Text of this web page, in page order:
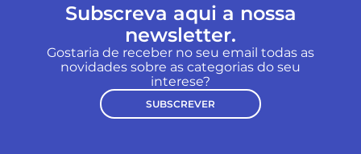
Subscreva aqui a nossa
newsletter.
Gostaria de receber no seu email todas as
novidades sobre as categorias do seu
interese?
SUBSCREVER